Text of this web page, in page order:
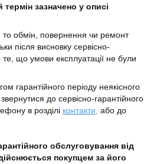
зазначено у описі
обмін, повернення чи ремонт
після висновку сервісно-
те, що умови експлуатації не були
гарантійного періоду неякісного
до сервісно-гарантійного
в розділі контакти або до
обслуговування від
покупцем за його